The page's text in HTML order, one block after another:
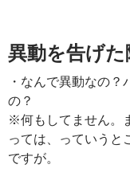
異動を告げ
・なんで異動なの
の？
※何もしてません。
っては、っていうと
ですが。